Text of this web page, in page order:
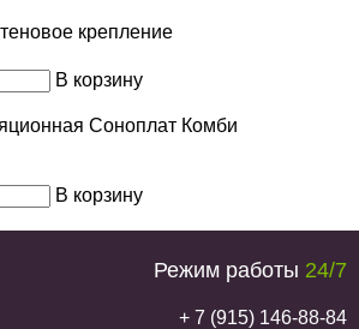
крепление
В корзину
Соноплат Комби
В корзину
Режим работы 24/7
+ 7 (915) 146-88-84